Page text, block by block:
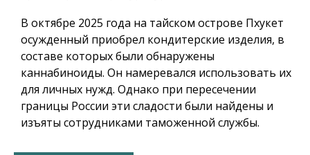
В октябре 2025 года на тайском острове Пхукет
осужденный приобрел кондитерские изделия, в
составе которых были обнаружены
каннабиноиды. Он намеревался использовать их
для личных нужд. Однако при пересечении
границы России эти сладости были найдены и
изъяты сотрудниками таможенной службы.